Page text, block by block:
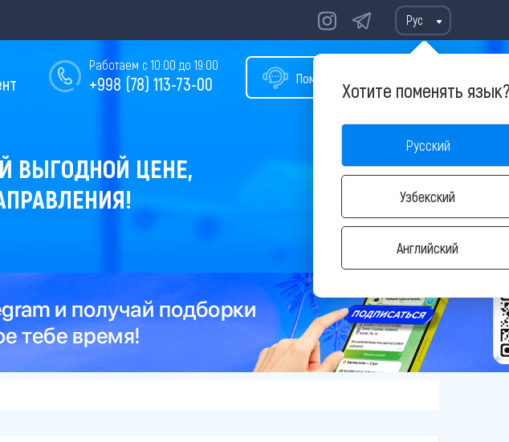
Рус
Хотите поменять
Русский
Узбекский
Английский
Помощь в подборе тура
Работаем с 10:00 до 19:00
+998 (78) 113-73-00
ВЫГОДНОЙ ЦЕНЕ,